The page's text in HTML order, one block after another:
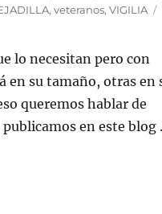
, veteranos, VIGILIA
lo necesitan pero con
en su tamaño, otras en
queremos hablar de
en este blog